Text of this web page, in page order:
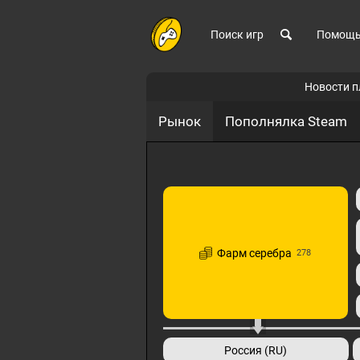
Поиск игр Помощь
Новости
Рынок Пополнялка Steam
Фарм серебра 278
Россия (RU)